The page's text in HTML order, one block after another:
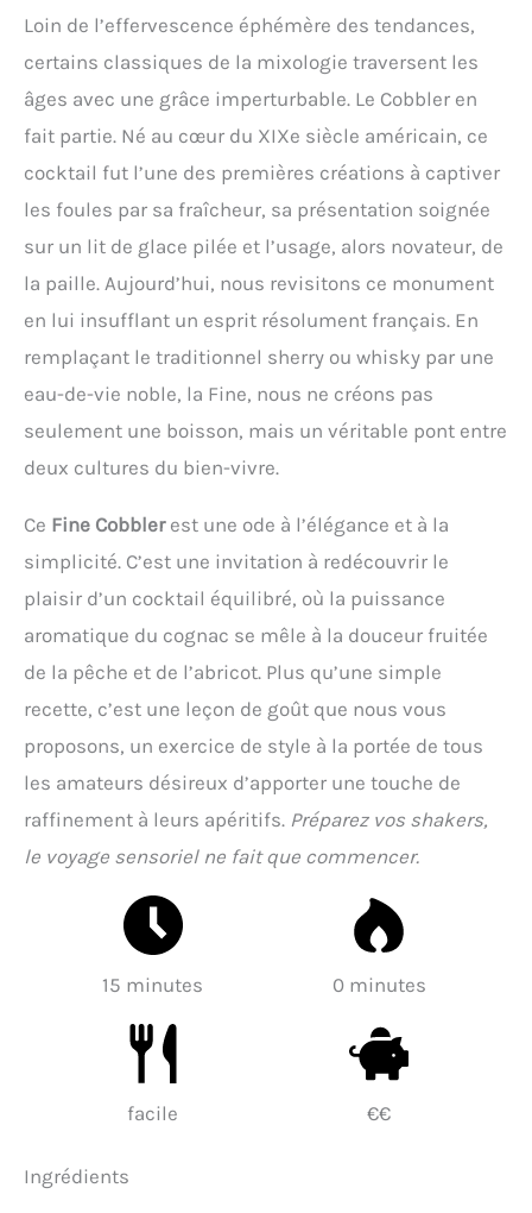
Loin de l’effervescence éphémère des tendances,
certains classiques de la mixologie traversent les
âges avec une grâce imperturbable. Le Cobbler en
fait partie. Né au cœur du XIXe siècle américain, ce
cocktail fut l’une des premières créations à captiver
les foules par sa fraîcheur, sa présentation soignée
sur un lit de glace pilée et l’usage, alors novateur, de
la paille. Aujourd’hui, nous revisitons ce monument
en lui insufflant un esprit résolument français. En
remplaçant le traditionnel sherry ou whisky par une
eau-de-vie noble, la Fine, nous ne créons pas
seulement une boisson, mais un véritable pont entre
deux cultures du bien-vivre.
Ce Fine Cobblerest une ode à l’élégance et à la
simplicité. C’est une invitation à redécouvrir le
plaisir d’un cocktail équilibré, où la puissance
aromatique du cognac se mêle à la douceur fruitée
de la pêche et de l’abricot. Plus qu’une simple
recette, c’est une leçon de goût que nous vous
proposons, un exercice de style à la portée de tous
les amateurs désireux d’apporter une touche de
raffinement à leurs apéritifs. Préparez vos shakers,
le voyage sensoriel ne fait que commencer.
15 minutes 0 minutes
facile €€
Ingrédients